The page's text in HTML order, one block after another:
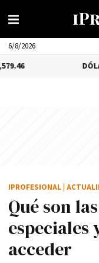
6/8/2026
1.02%
Qué son
especiales
acceder
IPROFESIONAL